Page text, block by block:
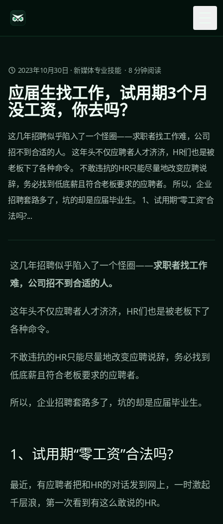
2023年10月30日 ·新媒体专业技能· 8分钟阅读
应届生找工作，试用期3个月
没工资，你去吗？
这几年招聘似乎陷入了一个怪圈——求职者找工作难，公司
招不到合适的人。 这年头不仅应聘者人才济济，HR们也是被
老板下了各种命令。 不敢违抗的HR只能尽量地改变应聘说
辞，务必找到低底薪且符合老板要求的应聘者。 所以，企业
招聘套路多了，坑的却是应届毕业生。 1、试用期“零工资”合
法吗?...
这几年招聘似乎陷入了一个怪圈——求职者找工作
难，公司招不到合适的人。
这年头不仅应聘者人才济济，HR们也是被老板下了
各种命令。
不敢违抗的HR只能尽量地改变应聘说辞，务必找到
低底薪且符合老板要求的应聘者。
所以，企业招聘套路多了，坑的却是应届毕业生。
1、试用期“零工资”合法吗?
最近，有应聘者把和HR的对话发到网上，一时激起
千层浪，第一次看到有这么敢说的HR。